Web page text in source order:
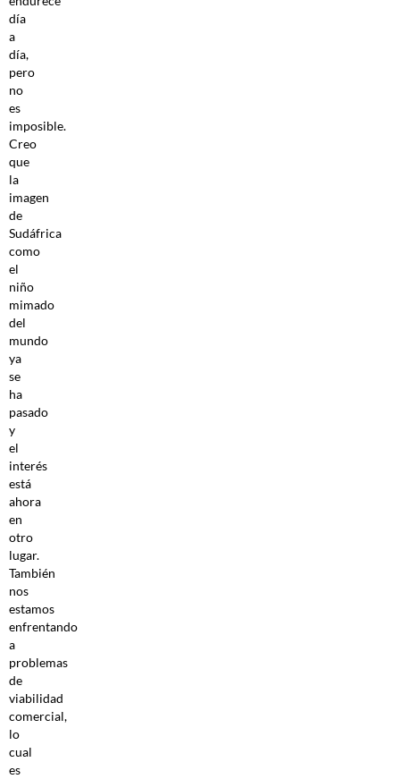
día
a
día,
pero
no
es
imposible.
Creo
que
la
imagen
de
Sudáfrica
como
el
niño
mimado
del
mundo
ya
se
ha
pasado
y
el
interés
está
ahora
en
otro
lugar.
También
nos
estamos
enfrentando
a
problemas
de
viabilidad
comercial,
lo
cual
es